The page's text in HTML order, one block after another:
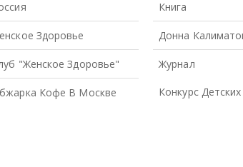
Здоровье
"Женское Здоровье"
Кофе В Москве
Книга
Донна
Журнал
Конкурс